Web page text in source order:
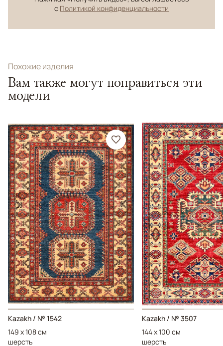
с Политикой конфиденциальности
Похожие изделия
Вам также могут понравиться эти
модели
Kazakh / № 1542
149 x 108 см
шерсть
Kazakh / № 3507
144 x 100 см
шерсть